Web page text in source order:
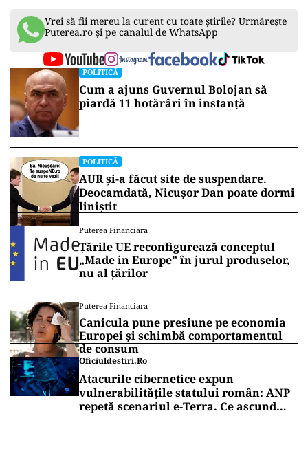
Vrei să fii mereu la curent cu toate știrile? Urmărește
Puterea.ro și pe canalul de WhatsApp
POLITICĂ
Cum a ajuns Guvernul Bolojan să
piardă 11 hotărâri în instanță
POLITICĂ
AUR și-a făcut site de suspendare.
Deocamdată, Nicușor Dan poate dormi
liniștit
Puterea Financiara
Țările UE reconfigurează conceptul
„Made in Europe” în jurul produselor,
nu al țărilor
Puterea Financiara
Canicula pune presiune pe economia
Europei și schimbă comportamentul
de consum
Oficiuldestiri.ro
Atacurile cibernetice expun
vulnerabilitățile statului român: ANP
repetă scenariul e‑Terra. Ce ascund